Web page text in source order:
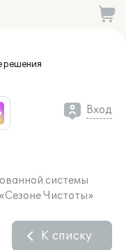
решения
Вход
системы
Чистоты»
К списку